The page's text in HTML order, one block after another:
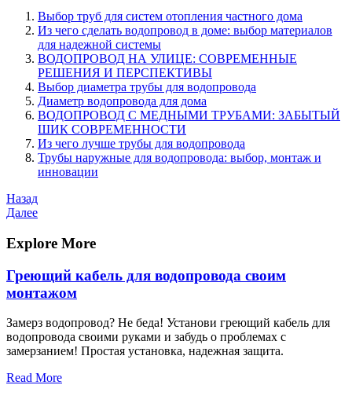
Выбор труб для систем отопления частного дома
Из чего сделать водопровод в доме: выбор материалов
для надежной системы
ВОДОПРОВОД НА УЛИЦЕ: СОВРЕМЕННЫЕ
РЕШЕНИЯ И ПЕРСПЕКТИВЫ
Выбор диаметра трубы для водопровода
Диаметр водопровода для дома
ВОДОПРОВОД С МЕДНЫМИ ТРУБАМИ: ЗАБЫТЫЙ
ШИК СОВРЕМЕННОСТИ
Из чего лучше трубы для водопровода
Трубы наружные для водопровода: выбор, монтаж и
инновации
Навигация
по
записям
Предыдущая
запись
Назад
Следующая
Далее
Explore More
Греющий кабель для водопровода своим
монтажом
Замерз водопровод? Не беда! Установи греющий кабель для
водопровода своими руками и забудь о проблемах с
замерзанием! Простая установка, надежная защита.
Read More